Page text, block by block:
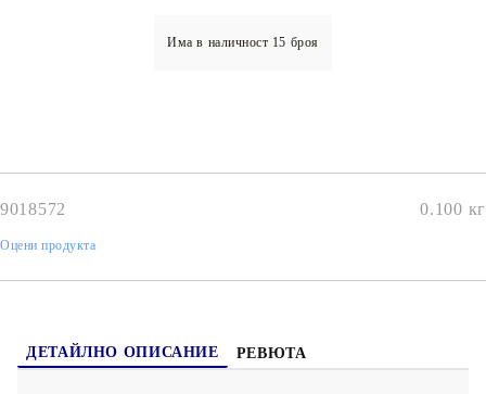
Има в наличност 15 броя
9018572 0.100 кг
Оцени продукта
ДЕТАЙЛНО ОПИСАНИЕ РЕВЮТА